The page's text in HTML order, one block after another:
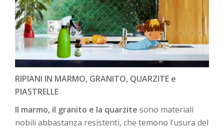
RIPIANI IN MARMO, GRANITO, QUARZITE e
PIASTRELLE
Il marmo, il granito e la quarzite sono materiali
nobili abbastanza resistenti, che temono l’usura del